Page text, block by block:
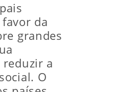
da
grandes
reduzir a
O